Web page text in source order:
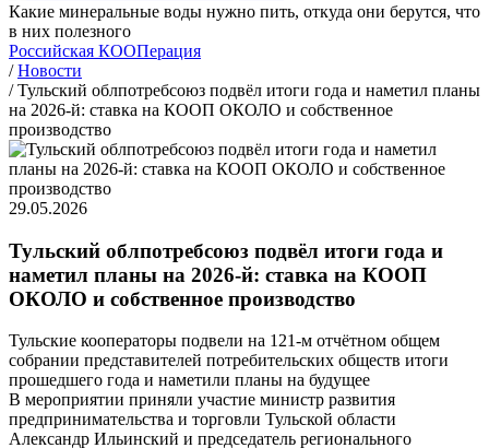
Какие минеральные воды нужно пить, откуда они берутся, что
в них полезного
Российская КООПерация
/ Новости
/ Тульский облпотребсоюз подвёл итоги года и наметил планы
на 2026-й: ставка на КООП ОКОЛО и собственное
производство
29.05.2026
Тульский облпотребсоюз подвёл итоги года и
наметил планы на 2026-й: ставка на КООП
ОКОЛО и собственное производство
Тульские кооператоры подвели на 121-м отчётном общем
собрании представителей потребительских обществ итоги
прошедшего года и наметили планы на будущее
В мероприятии приняли участие министр развития
предпринимательства и торговли Тульской области
Александр Ильинский и председатель регионального